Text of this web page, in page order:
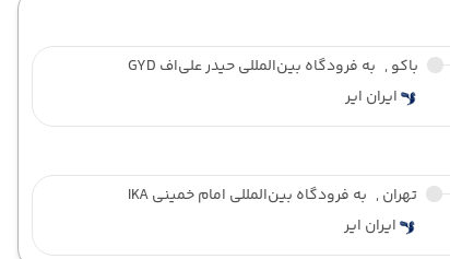
باکو , به فرودگاه بین‌المللی حیدر علی‌اف GYD
ایران ایر
تهران , به فرودگاه بین‌المللی امام خمینی IKA
ایران ایر